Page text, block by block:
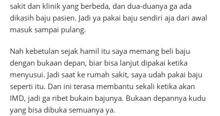
sakit dan klinik yang berbeda, dan dua-duanya ga ada
dikasih baju pasien. Jadi ya pakai baju sendiri aja dari awal
masuk sampai pulang.
Nah kebetulan sejak hamil itu saya memang beli baju
dengan bukaan depan, biar bisa lanjut dipakai ketika
menyusui. Jadi saat ke rumah sakit, saya udah pakai baju
seperti itu. Dan ini terasa membantu sekali ketika akan
IMD, jadi ga ribet bukain bajunya. Bukaan depannya kudu
yang bisa dibuka semuanya ya.